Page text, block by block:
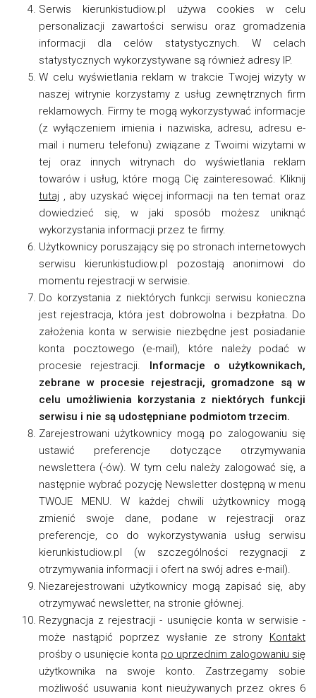
Serwis kierunkistudiow.pl używa cookies w celu
personalizacji zawartości serwisu oraz gromadzenia
informacji dla celów statystycznych. W celach
statystycznych wykorzystywane są również adresy IP.
W celu wyświetlania reklam w trakcie Twojej wizyty w
naszej witrynie korzystamy z usług zewnętrznych firm
reklamowych. Firmy te mogą wykorzystywać informacje
(z wyłączeniem imienia i nazwiska, adresu, adresu e-
mail i numeru telefonu) związane z Twoimi wizytami w
tej oraz innych witrynach do wyświetlania reklam
towarów i usług, które mogą Cię zainteresować. Kliknij
tutaj , aby uzyskać więcej informacji na ten temat oraz
dowiedzieć się, w jaki sposób możesz uniknąć
wykorzystania informacji przez te firmy.
Użytkownicy poruszający się po stronach internetowych
serwisu kierunkistudiow.pl pozostają anonimowi do
momentu rejestracji w serwisie.
Do korzystania z niektórych funkcji serwisu konieczna
jest rejestracja, która jest dobrowolna i bezpłatna. Do
założenia konta w serwisie niezbędne jest posiadanie
konta pocztowego (e-mail), które należy podać w
procesie rejestracji. Informacje o użytkownikach,
zebrane w procesie rejestracji, gromadzone są w
celu umożliwienia korzystania z niektórych funkcji
serwisu i nie są udostępniane podmiotom trzecim.
Zarejestrowani użytkownicy mogą po zalogowaniu się
ustawić preferencje dotyczące otrzymywania
newslettera (-ów). W tym celu należy zalogować się, a
następnie wybrać pozycję Newsletter dostępną w menu
TWOJE MENU. W każdej chwili użytkownicy mogą
zmienić swoje dane, podane w rejestracji oraz
preferencje, co do wykorzystywania usług serwisu
kierunkistudiow.pl (w szczególności rezygnacji z
otrzymywania informacji i ofert na swój adres e-mail).
Niezarejestrowani użytkownicy mogą zapisać się, aby
otrzymywać newsletter, na stronie głównej.
Rezygnacja z rejestracji - usunięcie konta w serwisie -
może nastąpić poprzez wysłanie ze strony Kontakt
prośby o usunięcie konta po uprzednim zalogowaniu się
użytkownika na swoje konto. Zastrzegamy sobie
możliwość usuwania kont nieużywanych przez okres 6